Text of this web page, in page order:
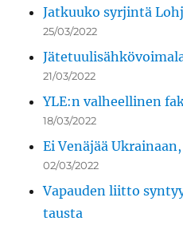
Jatkuuko syrjintä
25/03/2022
21/03/2022
YLE:n valheellinen
18/03/2022
Ei Venäjää
02/03/2022
Vapauden liitto
tausta